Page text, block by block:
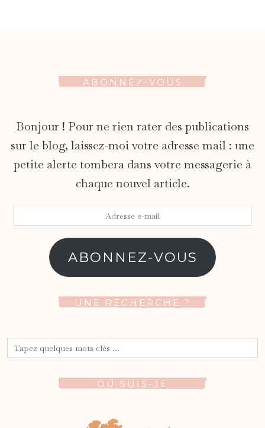
ABONNEZ-VOUS
Bonjour ! Pour ne rien rater des publications
sur le blog, laissez-moi votre adresse mail : une
petite alerte tombera dans votre messagerie à
chaque nouvel article.
ABONNEZ-VOUS
UNE RECHERCHE ?
OÙ SUIS-JE